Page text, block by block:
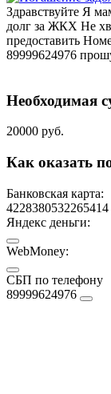
Здравствуйте Я
долг за ЖКХ Не
предоставить
89999624976
Необходимая
20000 руб.
Как оказать
Банковская карта:
4228380532265414
Яндекс деньги:
WebMoney:
СБП по телефону
89999624976